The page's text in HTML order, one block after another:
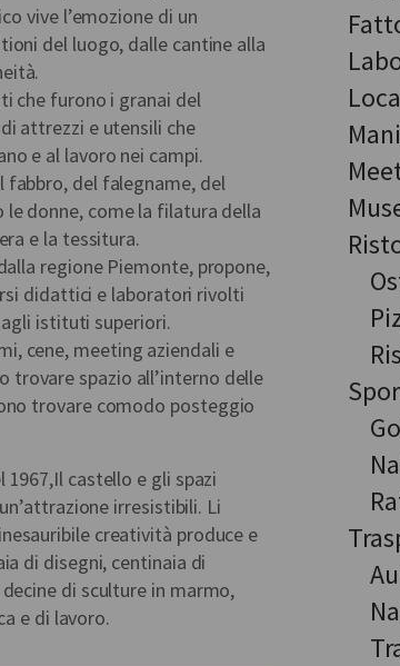
vive l’emozione di un
del luogo, dalle cantine alla
che furono i granai del
attrezzi e utensili che
e al lavoro nei campi.
fabbro, del falegname, del
le donne, come la filatura della
e la tessitura.
regione Piemonte, propone,
didattici e laboratori rivolti
agli istituti superiori.
cene, meeting aziendali e
trovare spazio all’interno delle
trovare comodo posteggio
castello e gli spazi
irresistibili. Li
creatività produce e
di disegni, centinaia di
di sculture in marmo,
e di lavoro.